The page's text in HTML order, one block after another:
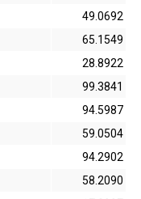
49.0692
65.1549
28.8922
99.3841
94.5987
59.0504
94.2902
58.2090